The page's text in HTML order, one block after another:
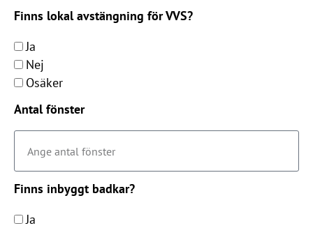
Finns lokal avstängning för VVS?
Ja
Nej
Osäker
Antal fönster
Finns inbyggt badkar?
Ja